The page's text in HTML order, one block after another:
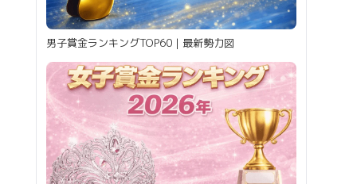
男子賞金ランキングTOP60｜最新勢力図